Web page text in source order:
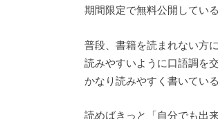
期間限定で無料公開してい
普段、書籍を読まれない方に
読みやすいように口語調を
かなり読みやすく書いてい
読めばきっと「自分でも出